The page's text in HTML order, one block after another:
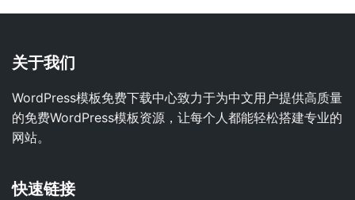
关于我们
WordPress模板免费下载中心致力于为中文用户提供高质量
的免费WordPress模板资源，让每个人都能轻松搭建专业的
网站。
快速链接